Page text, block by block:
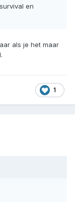
en
als je het maar
1